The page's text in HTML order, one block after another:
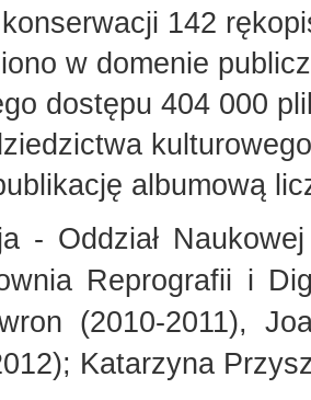
142
w domenie
dostępu 404 000
kulturowego
albumową
- Oddział
Reprografii i
(2010-2011),
Katarzyna